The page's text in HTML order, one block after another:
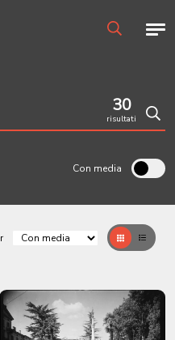
30
risultati
Con media
GrigliaTable